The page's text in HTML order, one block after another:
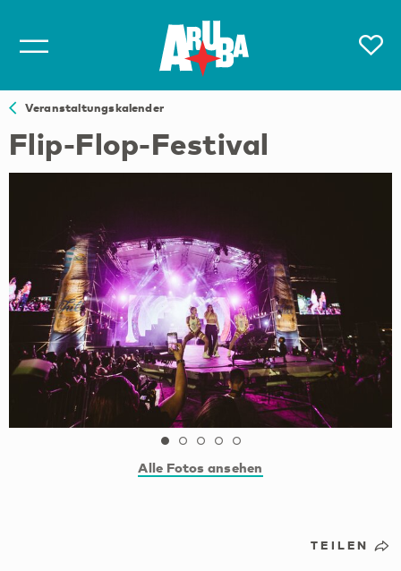
Veranstaltungskalender
Flip-Flop-Festival
Alle Fotos ansehen
TEILEN